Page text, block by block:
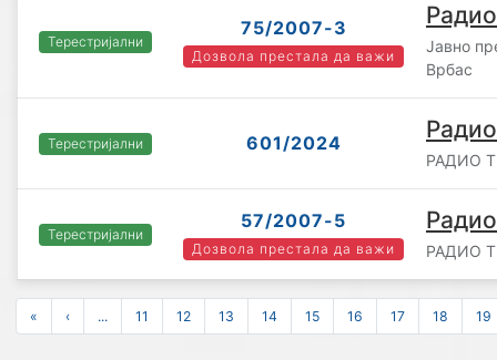
Терестријални
75/2007-3
Дозвола престала да важи
Јавно
Врбас
Терестријални 601/2024
РАДИО
Терестријални
57/2007-5
Дозвола престала да важи РАДИО
« ‹ ... 11 12 13 14 15 16 17 18 19